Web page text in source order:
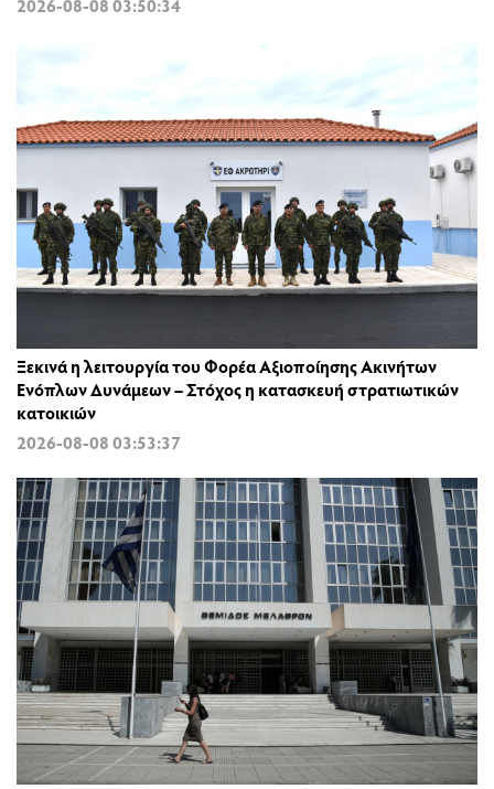
2026-08-08 03:50:34
Ξεκινά η λειτουργία του Φορέα Αξιοποίησης Ακινήτων
Ενόπλων Δυνάμεων – Στόχος η κατασκευή στρατιωτικών
κατοικιών
2026-08-08 03:53:37